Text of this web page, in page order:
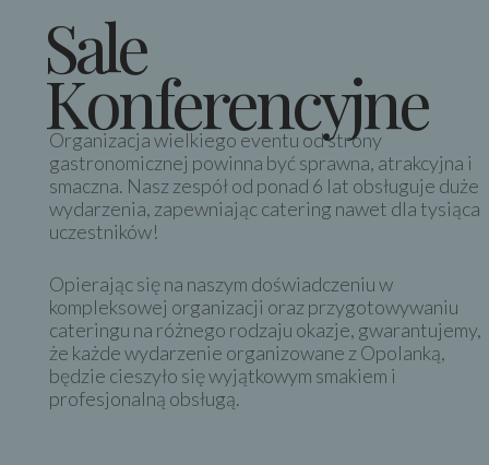
Sale
Konferencyjne
Organizacja wielkiego eventu od strony
gastronomicznej powinna być sprawna, atrakcyjna i
smaczna. Nasz zespół od ponad 6 lat obsługuje duże
wydarzenia, zapewniając catering nawet dla tysiąca
uczestników!
Opierając się na naszym doświadczeniu w
kompleksowej organizacji oraz przygotowywaniu
cateringu na różnego rodzaju okazje, gwarantujemy,
że każde wydarzenie organizowane z Opolanką,
będzie cieszyło się wyjątkowym smakiem i
profesjonalną obsługą.